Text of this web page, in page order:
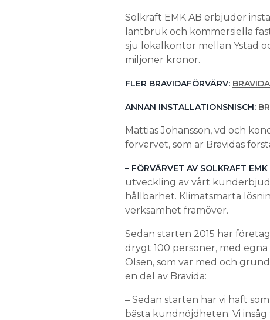
Solkraft EMK AB erbjuder
lantbruk och kommersiella
sju lokalkontor mellan Ystad
miljoner kronor.
FLER BRAVIDAFÖRVÄRV:
ANNAN INSTALLATIONSNISCH:
Mattias Johansson, vd och
förvärvet, som är Bravidas
– FÖRVÄRVET AV SOLKRAFT
utveckling av vårt
hållbarhet. Klimatsmarta
verksamhet framöver.
Sedan starten 2015 har
drygt 100 personer, med
Olsen, som var med och
en del av Bravida:
– Sedan starten har vi haft
bästa kundnöjdheten. Vi